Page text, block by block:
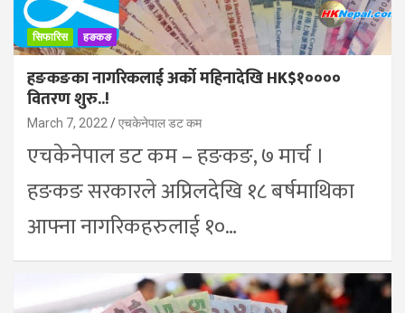
सिफारिस हङकङ
हङकङका नागरिकलाई अर्को महिनादेखि HK$१००००
वितरण शुरु..!
March 7, 2022 एचकेनेपाल डट कम
एचकेनेपाल डट कम – हङकङ, ७ मार्च ।
हङकङ सरकारले अप्रिलदेखि १८ बर्षमाथिका
आफ्ना नागरिकहरुलाई १०…